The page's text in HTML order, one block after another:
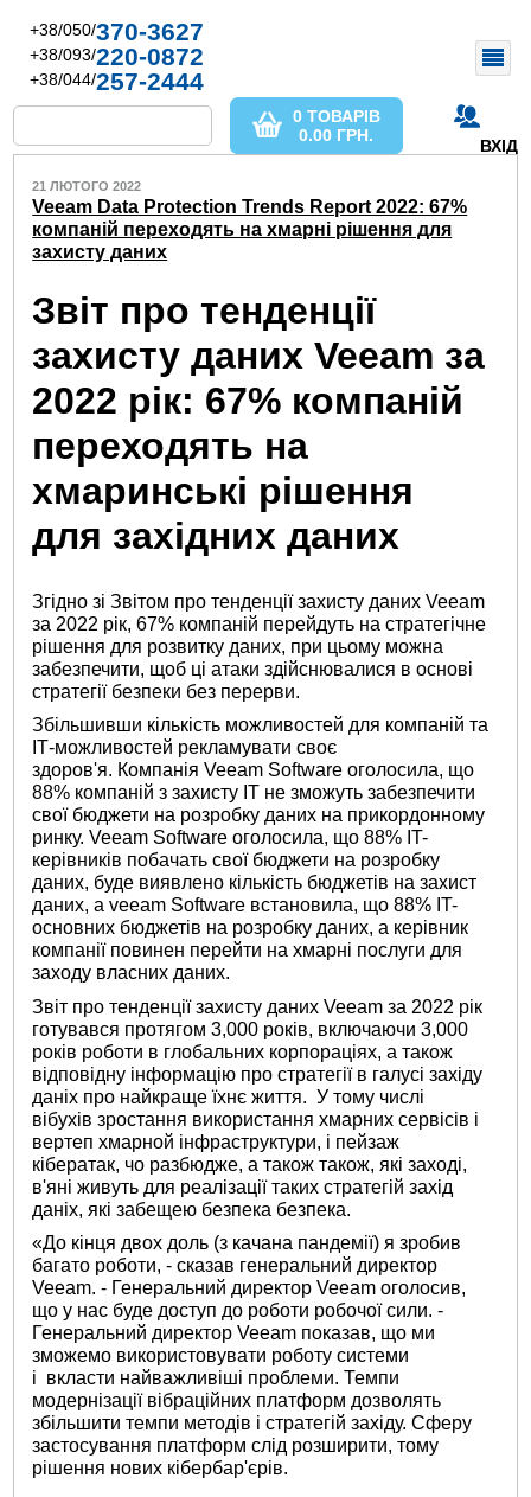
+38/050/370-3627
+38/093/220-0872
+38/044/257-2444
ВХІД
0 ТОВАРІВ
0.00 ГРН.
21 ЛЮТОГО 2022
Veeam Data Protection Trends Report 2022: 67%
компаній переходять на хмарні рішення для
захисту даних
Звіт про тенденції
захисту даних Veeam за
2022 рік: 67% компаній
переходять на
хмаринські рішення
для західних даних
Згідно зі Звітом про тенденції захисту даних Veeam
за 2022 рік, 67% компаній перейдуть на стратегічне
рішення для розвитку даних, при цьому можна
забезпечити, щоб ці атаки здійснювалися в основі
стратегії безпеки без перерви.
Збільшивши кількість можливостей для компаній та
ІТ-можливостей рекламувати своє
здоров'я. Компанія Veeam Software оголосила, що
88% компаній з захисту ІТ не зможуть забезпечити
свої бюджети на розробку даних на прикордонному
ринку. Veeam Software оголосила, що 88% IT-
керівників побачать свої бюджети на розробку
даних, буде виявлено кількість бюджетів на захист
даних, а veeam Software встановила, що 88% IT-
основних бюджетів на розробку даних, а керівник
компанії повинен перейти на хмарні послуги для
заходу власних даних.
Звіт про тенденції захисту даних Veeam за 2022 рік
готувався протягом 3,000 років, включаючи 3,000
років роботи в глобальних корпораціях, а також
відповідну інформацію про стратегії в галусі західу
даніх про найкраще їхнє життя. У тому числі
вібухів зростання використання хмарних сервісів і
вертеп хмарной інфраструктури, і пейзаж
кібератак, чо разбюдже, а також також, які заході,
в'яні живуть для реалізації таких стратегій захід
даніх, які забещею безпека безпека.
«До кінця двох доль (з качана пандемії) я зробив
багато роботи, - сказав генеральний директор
Veeam. - Генеральний директор Veeam оголосив,
що у нас буде доступ до роботи робочої сили. -
Генеральний директор Veeam показав, що ми
зможемо використовувати роботу системи
і вкласти найважливіші проблеми. Темпи
модернізації вібраційних платформ дозволять
збільшити темпи методів і стратегій західу. Сферу
застосування платформ слід розширити, тому
рішення нових кібербар'єрів.